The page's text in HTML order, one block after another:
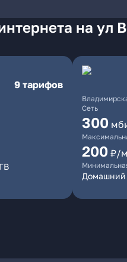
на ул
9 тарифов
Сеть
300
200 ₽/
Домашний